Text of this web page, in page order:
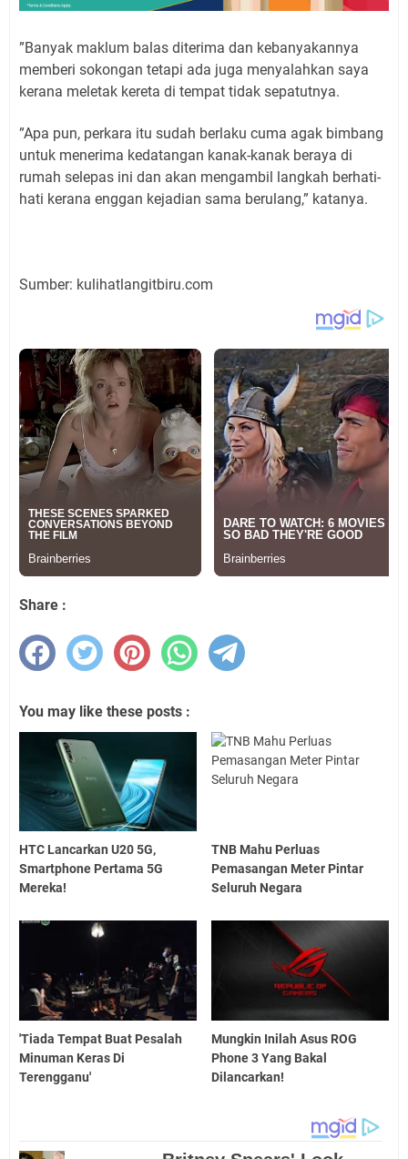
”Banyak maklum balas diterima dan kebanyakannya
memberi sokongan tetapi ada juga menyalahkan saya
kerana meletak kereta di tempat tidak sepatutnya.
”Apa pun, perkara itu sudah berlaku cuma agak bimbang
untuk menerima kedatangan kanak-kanak beraya di
rumah selepas ini dan akan mengambil langkah berhati-
hati kerana enggan kejadian sama berulang,” katanya.
Sumber: kulihatlangitbiru.com
Share :
You may like these posts :
HTC Lancarkan U20 5G,
Smartphone Pertama 5G
Mereka!
TNB Mahu Perluas
Pemasangan Meter Pintar
Seluruh Negara
'Tiada Tempat Buat Pesalah
Minuman Keras Di
Terengganu'
Mungkin Inilah Asus ROG
Phone 3 Yang Bakal
Dilancarkan!